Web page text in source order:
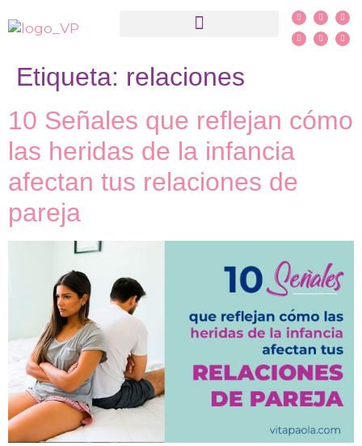
Etiqueta: relaciones
10 Señales que reflejan cómo
las heridas de la infancia
afectan tus relaciones de
pareja